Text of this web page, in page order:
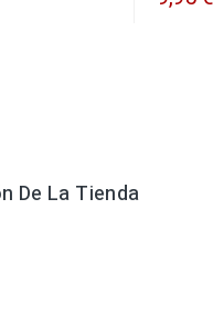
De La Tienda